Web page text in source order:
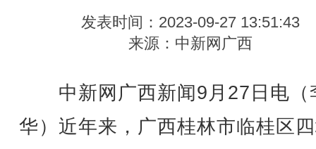
发表时间：2023-09-27 13:51:43
来源：中新网广西
中新网广西新闻9月27日电（
华）近年来，广西桂林市临桂区